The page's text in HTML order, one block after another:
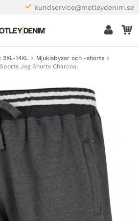
kundservice@motleydenim.se
2XL-14XL
Mjukisbyxor och -shorts
Jog Shorts Charcoal